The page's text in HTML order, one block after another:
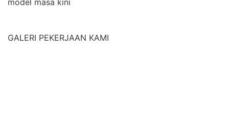
GALERI PEKERJAAN KAMI